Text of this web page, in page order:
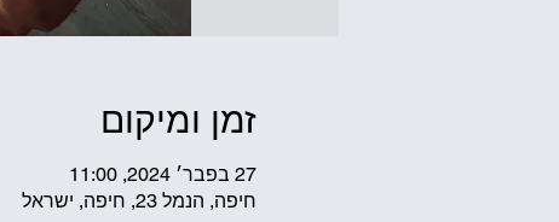
זמן ומיקום
27 בפבר׳ 2024, 11:00
חיפה, הנמל 23, חיפה, ישראל